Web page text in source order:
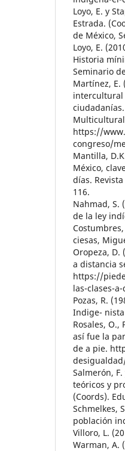
Loyo, E. y
Estrada.
de México,
Loyo, E.
Historia
Seminario
Martínez, E.
intercultural
https://
congreso/
Mantilla,
México,
días.
116.
Nahmad, S.
de la ley
ciesas,
Oropeza, D.
a distancia
https://
las-clases-
Pozas, R.
Indige- nista
Rosales, O.,
así fue la
de a pie.
Salmerón,
teóricos y
(Coords).
Schmelkes,
población
Villoro, L.
Warman, A.